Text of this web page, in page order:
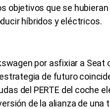
objetivos que se
híbridos y eléctricos.
por asfixiar a Seat
de futuro
del PERTE del coche
de la alianza de una